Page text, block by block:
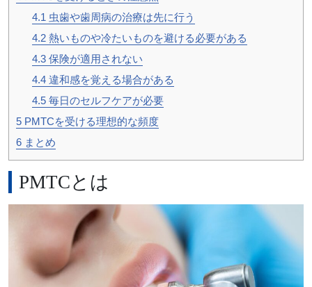
4.1 虫歯や歯周病の治療は先に行う
4.2熱いものや冷たいものを避ける必要がある
4.3保険が適用されない
4.4違和感を覚える場合がある
4.5毎日のセルフケアが必要
5 PMTCを受ける理想的な頻度
6 まとめ
PMTCとは